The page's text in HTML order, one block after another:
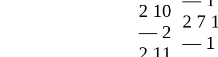
2 10
— 2
2 7
— 1